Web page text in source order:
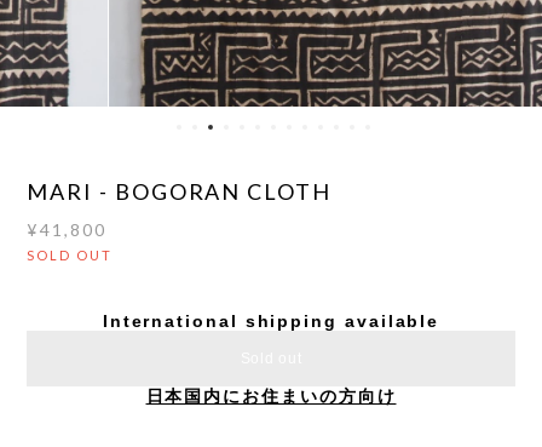
MARI - BOGORAN CLOTH
¥41,800
SOLD OUT
International shipping available
日本国内にお住まいの方向け